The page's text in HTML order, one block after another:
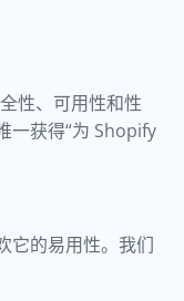
性、可用性和性
一获得“为 Shopify
它的易用性。我们